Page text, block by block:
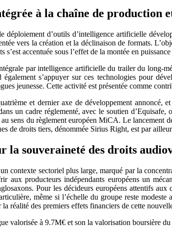
à la chaîne de production
déploiement d’outils d’intelligence artificielle
vers la création et la déclinaison de formats.
accentuée sous l’effet de la montée en
par intelligence artificielle du trailer du long-
s’appuyer sur ces technologies pour
jeunesse. Cette activité est présentée comme
et dernier axe de développement
un cadre réglementé, avec le soutien
sens du règlement européen MiCA. Le lancement
de droits tiers, dénommée Sirius Right, est par
la souveraineté des droits
contexte sectoriel plus large, marqué par la
aux producteurs indépendants européens un
Pour les décideurs européens attentifs
même si l’échelle du groupe reste
la réalité des premiers effets financiers de cette
valorisée à 9.7M€ et son la valorisation boursière